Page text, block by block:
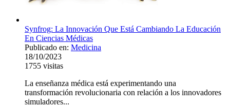
Synfrog: La Innovación Que Está Cambiando La Educación
En Ciencias Médicas
Publicado en: Medicina
18/10/2023
1755 visitas
La enseñanza médica está experimentando una
transformación revolucionaria con relación a los innovadores
simuladores...